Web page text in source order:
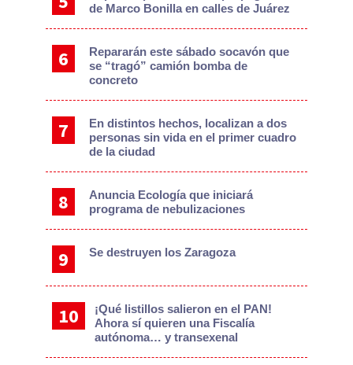
de Marco Bonilla en calles de Juárez
Repararán este sábado socavón que
se “tragó” camión bomba de
concreto
En distintos hechos, localizan a dos
personas sin vida en el primer cuadro
de la ciudad
Anuncia Ecología que iniciará
programa de nebulizaciones
Se destruyen los Zaragoza
¡Qué listillos salieron en el PAN!
Ahora sí quieren una Fiscalía
autónoma… y transexenal